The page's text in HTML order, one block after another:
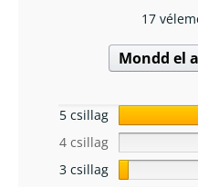
17
Mondd el
5 csillag
4 csillag
3 csillag